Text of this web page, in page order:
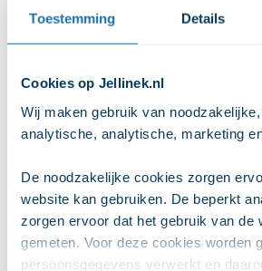
Toestemming Details
Cookies op Jellinek.nl
Wij maken gebruik van
analytische, analytische, marketing
De noodzakelijke cookies zorgen
website kan gebruiken. De beperkt
zorgen ervoor dat het gebruik van de
gemeten. Voor deze cookies worden
persoonsgegevens verwerkt en
Kater.
Black-out. Bij een black-out weet
Lange termijn
Tolerantie. Meer alcohol nodig
te voelen.
Ruzies en problemen met partner.